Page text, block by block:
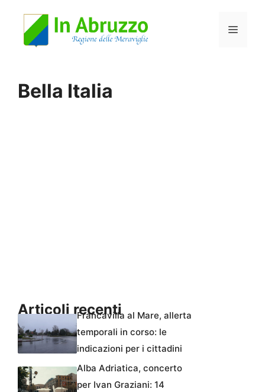
Menu
Bella Italia
Articoli recentiFrancavilla al Mare, allerta
temporali in corso: le
indicazioni per i cittadini
Alba Adriatica, concerto
per Ivan Graziani: 14